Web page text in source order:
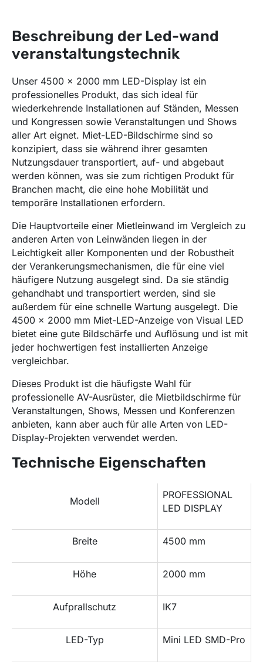
Beschreibung der Led-wand
veranstaltungstechnik
Unser 4500 x 2000 mm LED-Display ist ein
professionelles Produkt, das sich ideal für
wiederkehrende Installationen auf Ständen, Messen
und Kongressen sowie Veranstaltungen und Shows
aller Art eignet. Miet-LED-Bildschirme sind so
konzipiert, dass sie während ihrer gesamten
Nutzungsdauer transportiert, auf- und abgebaut
werden können, was sie zum richtigen Produkt für
Branchen macht, die eine hohe Mobilität und
temporäre Installationen erfordern.
Die Hauptvorteile einer Mietleinwand im Vergleich zu
anderen Arten von Leinwänden liegen in der
Leichtigkeit aller Komponenten und der Robustheit
der Verankerungsmechanismen, die für eine viel
häufigere Nutzung ausgelegt sind. Da sie ständig
gehandhabt und transportiert werden, sind sie
außerdem für eine schnelle Wartung ausgelegt. Die
4500 x 2000 mm Miet-LED-Anzeige von Visual LED
bietet eine gute Bildschärfe und Auflösung und ist mit
jeder hochwertigen fest installierten Anzeige
vergleichbar.
Dieses Produkt ist die häufigste Wahl für
professionelle AV-Ausrüster, die Mietbildschirme für
Veranstaltungen, Shows, Messen und Konferenzen
anbieten, kann aber auch für alle Arten von LED-
Display-Projekten verwendet werden.
Technische Eigenschaften
Modell
PROFESSIONAL
LED DISPLAY
Breite 4500 mm
Höhe 2000 mm
Aufprallschutz IK7
LED-Typ Mini LED SMD-Pro